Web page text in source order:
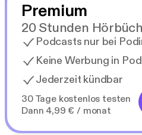
Premium
20 Stunden
Podcasts nur bei
Keine Werbung in
Jederzeit kündbar
30 Tage kostenlos testen
Dann 4,99 € / monat